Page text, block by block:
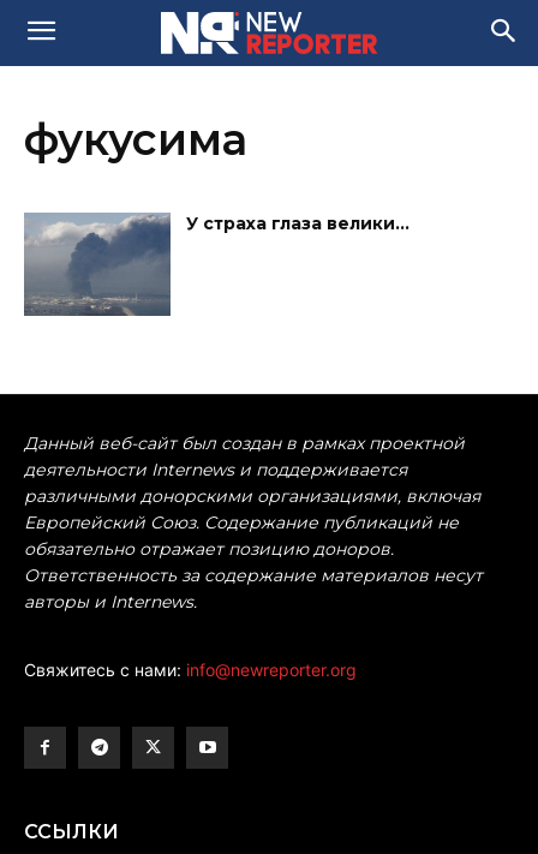
фукусима
У страха глаза велики…
Данный веб-сайт был создан в рамках проектной
деятельности Internews и поддерживается
различными донорскими организациями, включая
Европейский Союз. Содержание публикаций не
обязательно отражает позицию доноров.
Ответственность за содержание материалов несут
авторы и Internews.
Свяжитесь с нами: info@newreporter.org
ССЫЛКИ